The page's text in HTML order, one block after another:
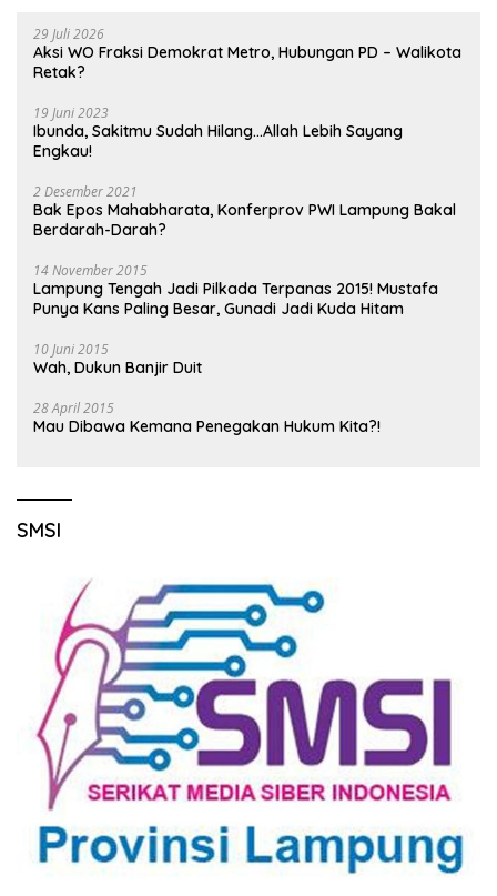
29 Juli 2026
Aksi WO Fraksi Demokrat Metro, Hubungan PD – Walikota
Retak?
19 Juni 2023
Ibunda, Sakitmu Sudah Hilang…Allah Lebih Sayang
Engkau!
2 Desember 2021
Bak Epos Mahabharata, Konferprov PWI Lampung Bakal
Berdarah-Darah?
14 November 2015
Lampung Tengah Jadi Pilkada Terpanas 2015! Mustafa
Punya Kans Paling Besar, Gunadi Jadi Kuda Hitam
10 Juni 2015
Wah, Dukun Banjir Duit
28 April 2015
Mau Dibawa Kemana Penegakan Hukum Kita?!
SMSI